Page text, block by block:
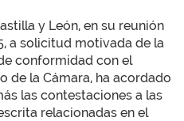
y León, en su reunión
a solicitud motivada de la
conformidad con el
de la Cámara, ha acordado
las contestaciones a las
relacionadas en el